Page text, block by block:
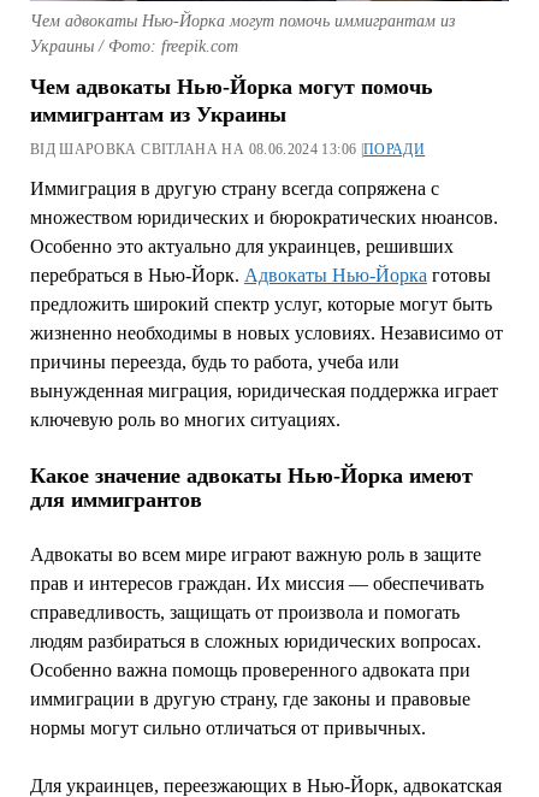
Чем адвокаты Нью-Йорка могут помочь иммигрантам из
Украины / Фото: freepik.com
Чем адвокаты Нью-Йорка могут помочь
иммигрантам из Украины
ВІД ШАРОВКА СВІТЛАНА НА 08.06.2024 13:06 |ПОРАДИ
Иммиграция в другую страну всегда сопряжена с
множеством юридических и бюрократических нюансов.
Особенно это актуально для украинцев, решивших
перебраться в Нью-Йорк. Адвокаты Нью-Йорка готовы
предложить широкий спектр услуг, которые могут быть
жизненно необходимы в новых условиях. Независимо от
причины переезда, будь то работа, учеба или
вынужденная миграция, юридическая поддержка играет
ключевую роль во многих ситуациях.
Какое значение адвокаты Нью-Йорка имеют
для иммигрантов
Адвокаты во всем мире играют важную роль в защите
прав и интересов граждан. Их миссия — обеспечивать
справедливость, защищать от произвола и помогать
людям разбираться в сложных юридических вопросах.
Особенно важна помощь проверенного адвоката при
иммиграции в другую страну, где законы и правовые
нормы могут сильно отличаться от привычных.
Для украинцев, переезжающих в Нью-Йорк, адвокатская